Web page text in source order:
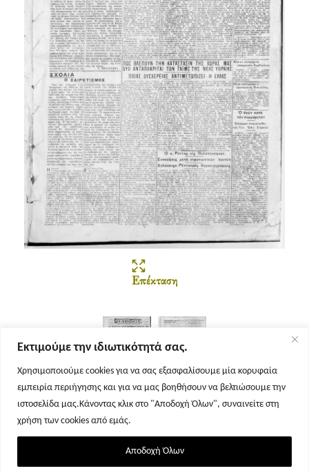
Εκτιμούμε την ιδιωτικότητά σας.
Χρησιμοποιούμε cookies για να σας εξασφαλίσουμε μία κορυφαία
εμπειρία περιήγησης και για να μας βοηθήσουν να βελτιώσουμε την
ιστοσελίδα μας.Κάνοντας κλικ στο "Αποδοχή Όλων", συναινείτε στη
χρήση των cookies από εμάς.
Αποδοχή Όλων
Επέκταση
Σελίδα 1 Σελίδα 2